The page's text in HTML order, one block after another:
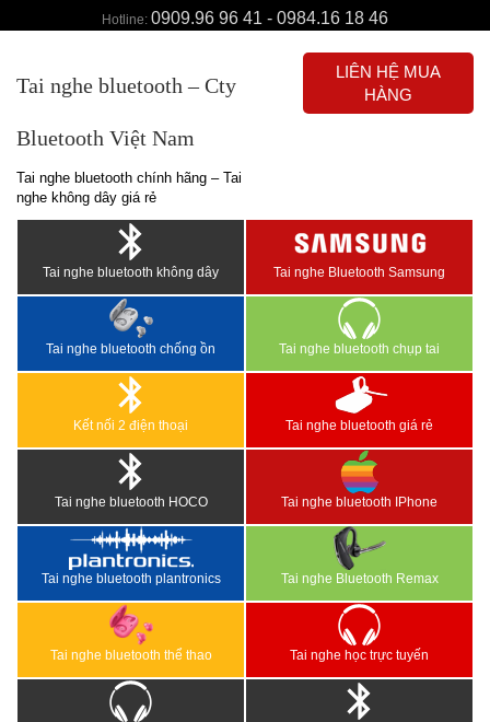
Hotline: 0909.96 96 41 - 0984.16 18 46
Tai nghe bluetooth – Cty
Bluetooth Việt Nam
Tai nghe bluetooth chính hãng – Tai
nghe không dây giá rẻ
LIÊN HỆ MUA
HÀNG
Tai nghe bluetooth không dây Tai nghe Bluetooth Samsung
Tai nghe bluetooth chống ồn Tai nghe bluetooth chụp tai
Kết nối 2 điện thoại Tai nghe bluetooth giá rẻ
Tai nghe bluetooth HOCO Tai nghe bluetooth IPhone
Tai nghe bluetooth plantronics Tai nghe Bluetooth Remax
Tai nghe bluetooth thể thao Tai nghe học trực tuyến